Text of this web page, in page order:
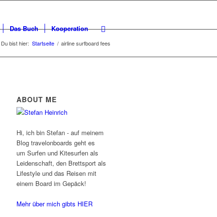
Das Buch Kooperation
Du bist hier: Startseite / airline surfboard fees
ABOUT ME
Hi, ich bin Stefan - auf meinem
Blog travelonboards geht es
um Surfen und Kitesurfen als
Leidenschaft, den Brettsport als
Lifestyle und das Reisen mit
einem Board im Gepäck!
Mehr über mich gibts HIER